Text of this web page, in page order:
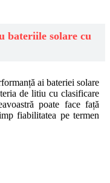
bateriile solare cu
ai bateriei solare
de litiu cu clasificare
poate face față
fiabilitatea pe termen